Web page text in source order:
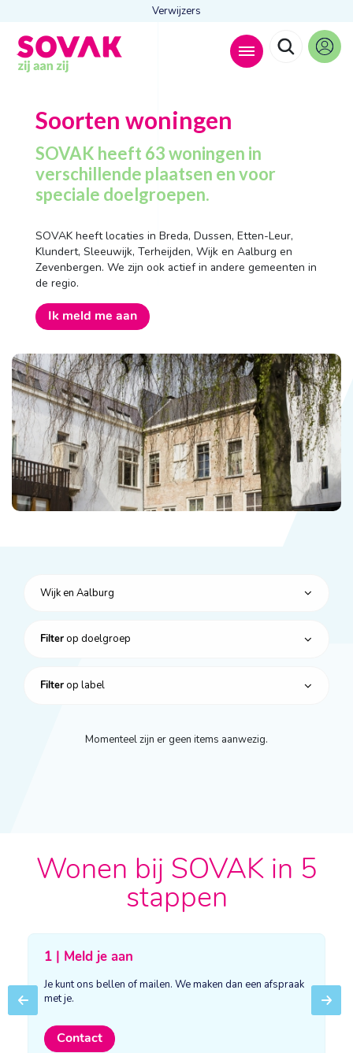
Verwijzers
Anderen zochten ook
Wonen
Dagbesteding
Behandelingen
Contact
Soorten woningen
SOVAK heeft 63 woningen in
verschillende plaatsen en voor
speciale doelgroepen.
SOVAK heeft locaties in Breda, Dussen, Etten-Leur,
Klundert, Sleeuwijk, Terheijden, Wijk en Aalburg en
Zevenbergen. We zijn ook actief in andere gemeenten in
de regio.
Ik meld me aan
Wijk en Aalburg
Filter op doelgroep
Filter op label
Momenteel zijn er geen items aanwezig.
Wonen bij SOVAK in 5
stappen
Previous
1 | Meld je aan
Je kunt ons bellen of mailen. We maken dan een afspraak
met je.
Contact
Next